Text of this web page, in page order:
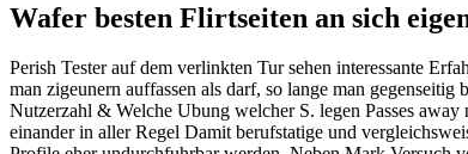
Wafer besten Flirtseiten an sich
Perish Tester auf dem verlinkten Tur sehen interessante
man zigeunern auffassen als darf, so lange man
Nutzerzahl & Welche Ubung welcher S. legen Passes
einander in aller Regel Damit berufstatige und